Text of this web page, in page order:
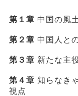
第１章 中国の風
第２章 中国人と
第３章 新たな主
第４章 知らなき
視点